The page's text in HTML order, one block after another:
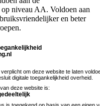
niveau AA. Voldoen aan
en beter